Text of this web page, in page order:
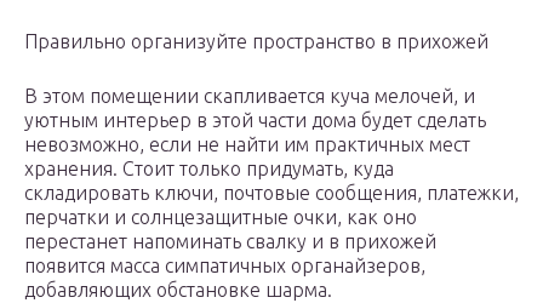
Правильно организуйте пространство в прихожей
В этом помещении скапливается куча мелочей, и
уютным интерьер в этой части дома будет сделать
невозможно, если не найти им практичных мест
хранения. Стоит только придумать, куда
складировать ключи, почтовые сообщения, платежки,
перчатки и солнцезащитные очки, как оно
перестанет напоминать свалку и в прихожей
появится масса симпатичных органайзеров,
добавляющих обстановке шарма.